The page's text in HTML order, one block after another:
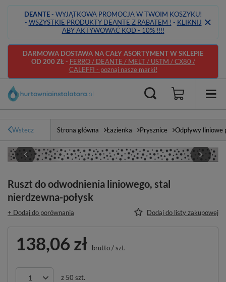
DEANTE- WYJĄTKOWA PROMOCJA W TWOIM KOSZYKU!
- WSZYSTKIE PRODUKTY DEANTE Z RABATEM ! - KLIKNIJ
ABY AKTYWOWAĆ KOD - 10% !!!!
DARMOWA DOSTAWA NA CAŁY ASORTYMENT W SKLEPIE
OD 200 ZŁ- FERRO / DEANTE / MELT / USTM / CX80 /
CALEFFI - poznaj nasze marki!
Wstecz Strona główna Łazienka Prysznice Odpływy liniowe
Ruszt do odwodnienia liniowego, stal
nierdzewna-połysk
+ Dodaj do porównania Dodaj do listy zakupowej
138,06 zł brutto/szt.
z 50 szt.